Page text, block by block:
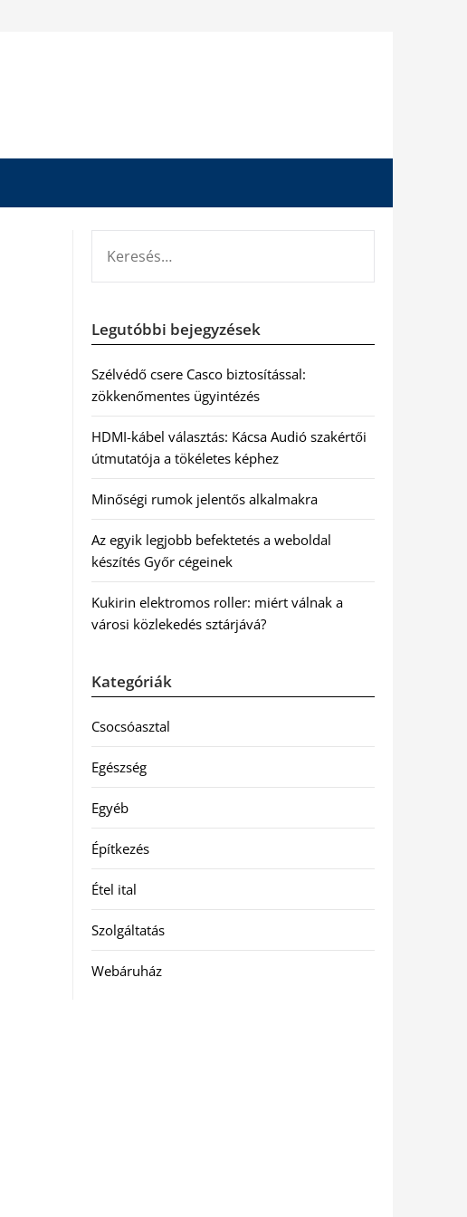
Legutóbbi bejegyzések
Szélvédő csere Casco biztosítással:
zökkenőmentes ügyintézés
HDMI-kábel választás: Kácsa Audió szakértői
útmutatója a tökéletes képhez
Minőségi rumok jelentős alkalmakra
Az egyik legjobb befektetés a weboldal
készítés Győr cégeinek
Kukirin elektromos roller: miért válnak a
városi közlekedés sztárjává?
Kategóriák
Csocsóasztal
Egészség
Egyéb
Építkezés
Étel ital
Szolgáltatás
Webáruház